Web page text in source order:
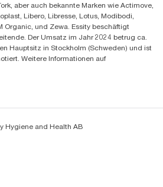
aber auch bekannte Marken wie Actimove,
Libero, Libresse, Lotus, Modibodi,
Organic, und Zewa. Essity beschäftigt
Der Umsatz im Jahr 2024 betrug ca.
Hauptsitz in Stockholm (Schweden) und ist
Weitere Informationen auf
Hygiene and Health AB